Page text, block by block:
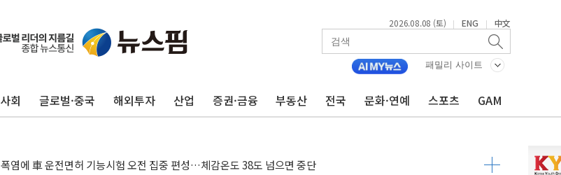
2026.08.08 (토) | ENG | 中文
패밀리 사이트
사회 글로벌·중국 해외투자 산업 증권·금융 부동산 전국 문화·연예 스포츠 GAM
中 전방위 아파트 부양, 수도 베이징도 부동산 규제 철폐
인제 용대리 계곡서 수위 상승으로 피서객 7명 고립…전원 구조
강원 중·남부 동해안 시간당 50mm 이상 폭우…호우경보 발효
청양 밭에서 일하던 90대 숨져…온열질환 여부 조사
李대통령, 'ISA·주가누르기 방지법' 전면 재검토 지시